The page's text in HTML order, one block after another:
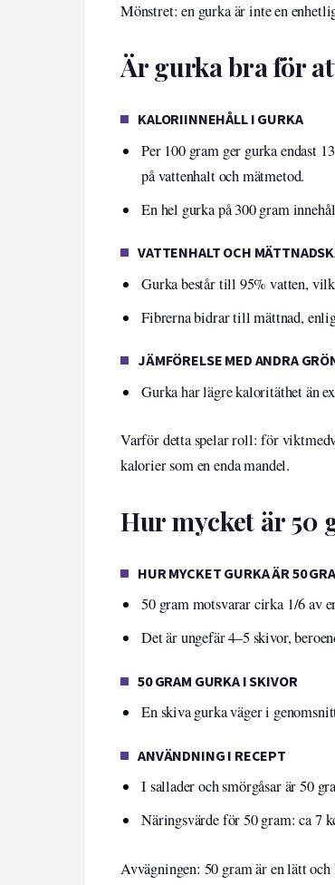
Mönstret: en gurka är inte en
Är gurka bra för
KALORIINNEHÅLL I GURKA
Per 100 gram ger gurka endast
på vattenhalt och mätmetod.
En hel gurka på 300 gram
VATTENHALT OCH
Gurka består till 95% vatten,
Fibrerna bidrar till mättnad,
JÄMFÖRELSE MED ANDRA
Gurka har lägre kaloritäthet än
Varför detta spelar roll: för
kalorier som en enda mandel.
Hur mycket är 50
HUR MYCKET GURKA ÄR 50
50 gram motsvarar cirka 1/6 av
Det är ungefär 4–5 skivor,
50 GRAM GURKA I SKIVOR
En skiva gurka väger i
ANVÄNDNING I RECEPT
I sallader och smörgåsar är 50
Näringsvärde för 50 gram: ca 7
Avvägningen: 50 gram är en lätt